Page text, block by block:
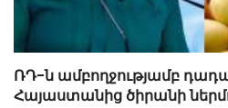
ՌԴ-ն ամբողջությամբ
Հայաստանից ծիրանի